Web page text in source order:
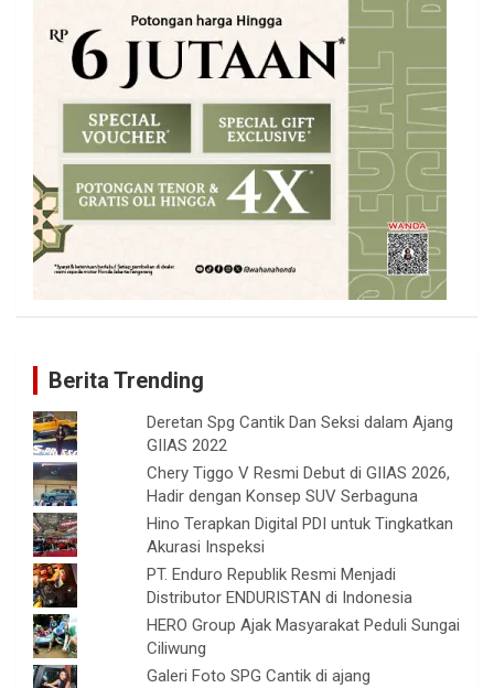
Berita Trending
Deretan Spg Cantik Dan Seksi dalam Ajang
GIIAS 2022
Chery Tiggo V Resmi Debut di GIIAS 2026,
Hadir dengan Konsep SUV Serbaguna
Hino Terapkan Digital PDI untuk Tingkatkan
Akurasi Inspeksi
PT. Enduro Republik Resmi Menjadi
Distributor ENDURISTAN di Indonesia
HERO Group Ajak Masyarakat Peduli Sungai
Ciliwung
Galeri Foto SPG Cantik di ajang